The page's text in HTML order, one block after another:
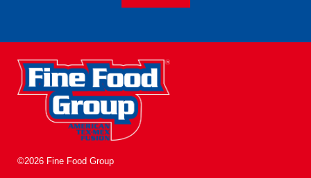
©2026 Fine Food Group